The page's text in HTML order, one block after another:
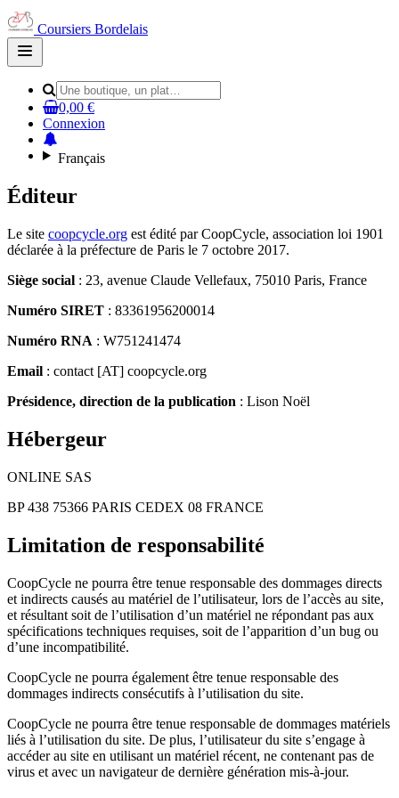
Coursiers Bordelais
Open
main
0,00 €
Connexion
Français
Éditeur
Le site coopcycle.org est édité par CoopCycle, association loi 1901
déclarée à la préfecture de Paris le 7 octobre 2017.
Siège social : 23, avenue Claude Vellefaux, 75010 Paris, France
Numéro SIRET : 83361956200014
Numéro RNA : W751241474
Email : contact [AT] coopcycle.org
Présidence, direction de la publication : Lison Noël
Hébergeur
ONLINE SAS
BP 438 75366 PARIS CEDEX 08 FRANCE
Limitation de responsabilité
CoopCycle ne pourra être tenue responsable des dommages directs
et indirects causés au matériel de l’utilisateur, lors de l’accès au site,
et résultant soit de l’utilisation d’un matériel ne répondant pas aux
spécifications techniques requises, soit de l’apparition d’un bug ou
d’une incompatibilité.
CoopCycle ne pourra également être tenue responsable des
dommages indirects consécutifs à l’utilisation du site.
CoopCycle ne pourra être tenue responsable de dommages matériels
liés à l’utilisation du site. De plus, l’utilisateur du site s’engage à
accéder au site en utilisant un matériel récent, ne contenant pas de
virus et avec un navigateur de dernière génération mis-à-jour.